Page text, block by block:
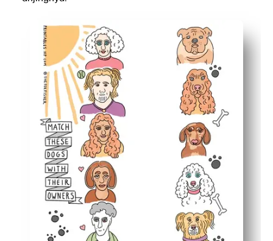
Cukup cetak dan lakukan untuk kesenangan
Anda akan meningkatkan pengamatan dan penalaran
Anda menumbuhkan kosakata dengan nama ras dan
Fleksibel untuk rumah atau kelas - cocok untuk